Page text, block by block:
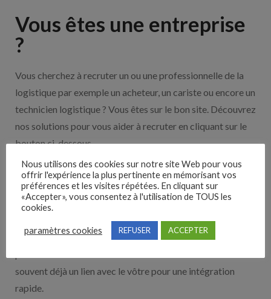
Vous êtes une entreprise
?
Vous cherchez à recruter un ou une professionnelle de la
logistique par exemple un acheteur, un cariste ou encore un
technicien logistique ? Vous êtes sur le bon site. Découvrez
nos solutions pour vous aider à recruter en cliquant sur le
bouton ci-dessous.
Nos solutions entreprises
Découvrez nos partenaires ! Moteurs de recherches,
multidiffuseurs, sites payant… nombreux sont nos
souvent déjà un lien avec le vôtre pour une intégration
rapide.
Nous utilisons des cookies sur notre site Web pour vous
offrir l'expérience la plus pertinente en mémorisant vos
préférences et les visites répétées. En cliquant sur
«Accepter», vous consentez à l'utilisation de TOUS les
cookies.
paramètres cookies REFUSER ACCEPTER